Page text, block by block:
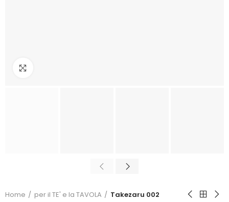
Home per il TE' e la TAVOLA Takezaru 002